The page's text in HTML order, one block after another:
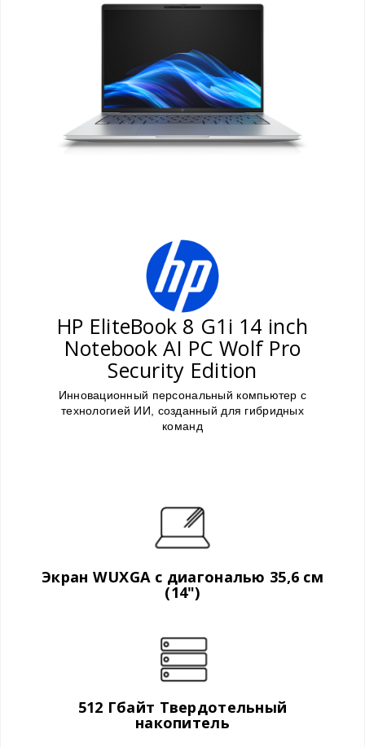
HP EliteBook 8 G1i 14 inch
Notebook AI PC Wolf Pro
Security Edition
Инновационный персональный компьютер с
технологией ИИ, созданный для гибридных
команд
Экран WUXGA с диагональю 35,6 см
(14")
512 Гбайт Твердотельный
накопитель